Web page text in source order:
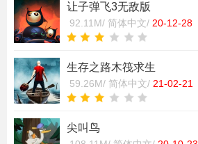
让子弹飞3无敌版
92.11M/ 简体中文/ 20-12-28
生存之路木筏求生
59.26M/ 简体中文/ 21-02-21
尖叫鸟